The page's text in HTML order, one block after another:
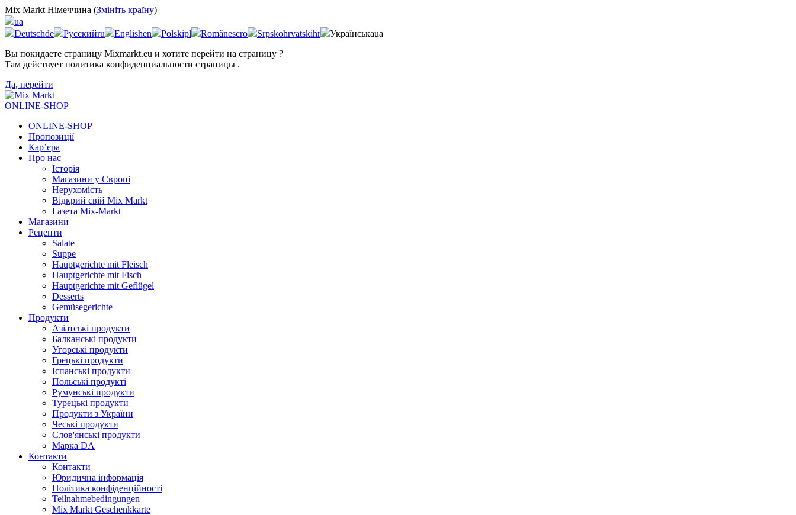
Mix Markt Німеччина (Змініть країну)
ua
Deutschde Русскийru Englishen Polskipl Românescro Srpskohrvatskihr Українськаua
Вы покидаете страницу Mixmarkt.eu и хотите перейти на страницу ?
Там действует политика конфиденциальности страницы .
Да, перейти
ONLINE-SHOP
ONLINE-SHOP
Пропозиції
Кар’єра
Про нас
Історія
Магазини у Європі
Нерухомість
Відкрий свій Mix Markt
Газета Mix-Markt
Магазини
Рецепти
Salate
Suppe
Hauptgerichte mit Fleisch
Hauptgerichte mit Fisch
Hauptgerichte mit Geflügel
Desserts
Gemüsegerichte
Продукти
Азіатські продукти
Балканські продукти
Угорські продукти
Грецькі продукти
Іспанські продукти
Польські продукті
Румунські продукти
Турецькі продукти
Продукти з України
Чеські продукти
Слов'янські продукти
Марка DA
Контакти
Контакти
Юридична інформація
Політика конфіденційності
Teilnahmebedingungen
Mix Markt Geschenkkarte